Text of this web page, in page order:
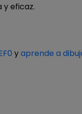
y eficaz.
yaprende a